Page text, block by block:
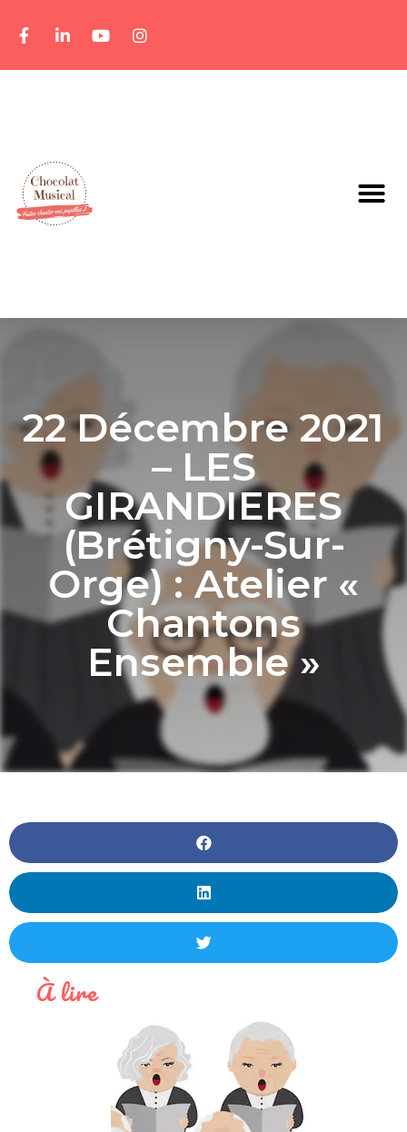
22 Décembre 2021
– LES
GIRANDIERES
(Brétigny-Sur-
Orge) : Atelier «
Chantons
Ensemble »
À lire